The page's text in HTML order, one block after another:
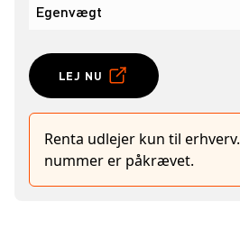
Egenvægt
LEJ NU
Renta udlejer kun til
nummer er påkrævet.